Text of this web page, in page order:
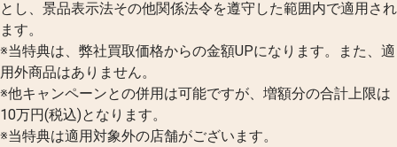
とし、景品表示法その他関係法令を遵守した範囲内で適用され
ます。
※当特典は、弊社買取価格からの金額UPになります。また、適
用外商品はありません。
※他キャンペーンとの併用は可能ですが、増額分の合計上限は
10万円(税込)となります。
※当特典は適用対象外の店舗がございます。